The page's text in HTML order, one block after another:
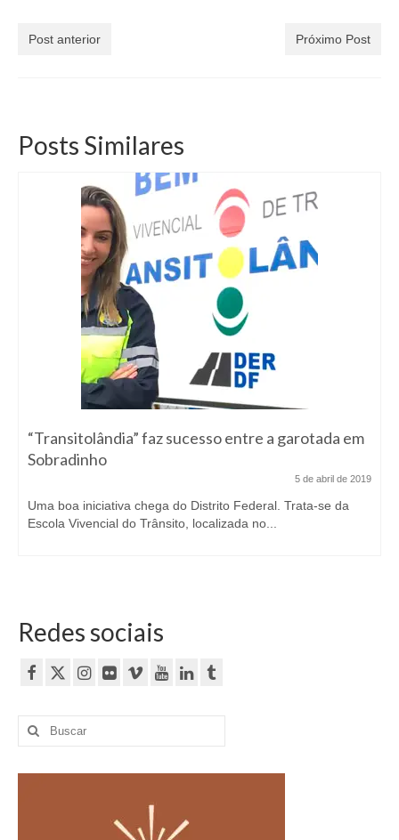
Post anterior Próximo Post
Posts Similares
“Transitolândia” faz sucesso entre a garotada em
Sobradinho
5 de abril de 2019
Uma boa iniciativa chega do Distrito Federal. Trata-se da
Escola Vivencial do Trânsito, localizada no...
Redes sociais
Buscar
por: